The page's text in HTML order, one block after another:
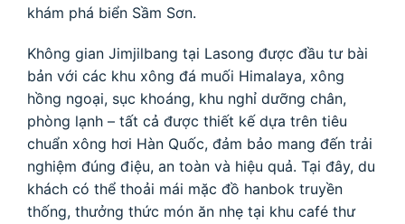
khám phá biển Sầm Sơn.
Không gian Jimjilbang tại Lasong được đầu tư bài
bản với các khu xông đá muối Himalaya, xông
hồng ngoại, sục khoáng, khu nghỉ dưỡng chân,
phòng lạnh – tất cả được thiết kế dựa trên tiêu
chuẩn xông hơi Hàn Quốc, đảm bảo mang đến trải
nghiệm đúng điệu, an toàn và hiệu quả. Tại đây, du
khách có thể thoải mái mặc đồ hanbok truyền
thống, thưởng thức món ăn nhẹ tại khu café thư